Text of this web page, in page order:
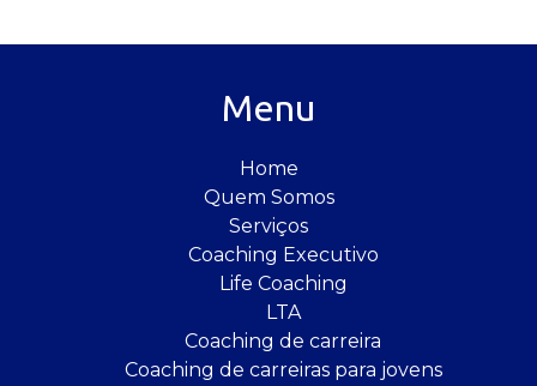
Menu
Home
Quem Somos
Serviços
Coaching Executivo
Life Coaching
LTA
Coaching de carreira
Coaching de carreiras para jovens